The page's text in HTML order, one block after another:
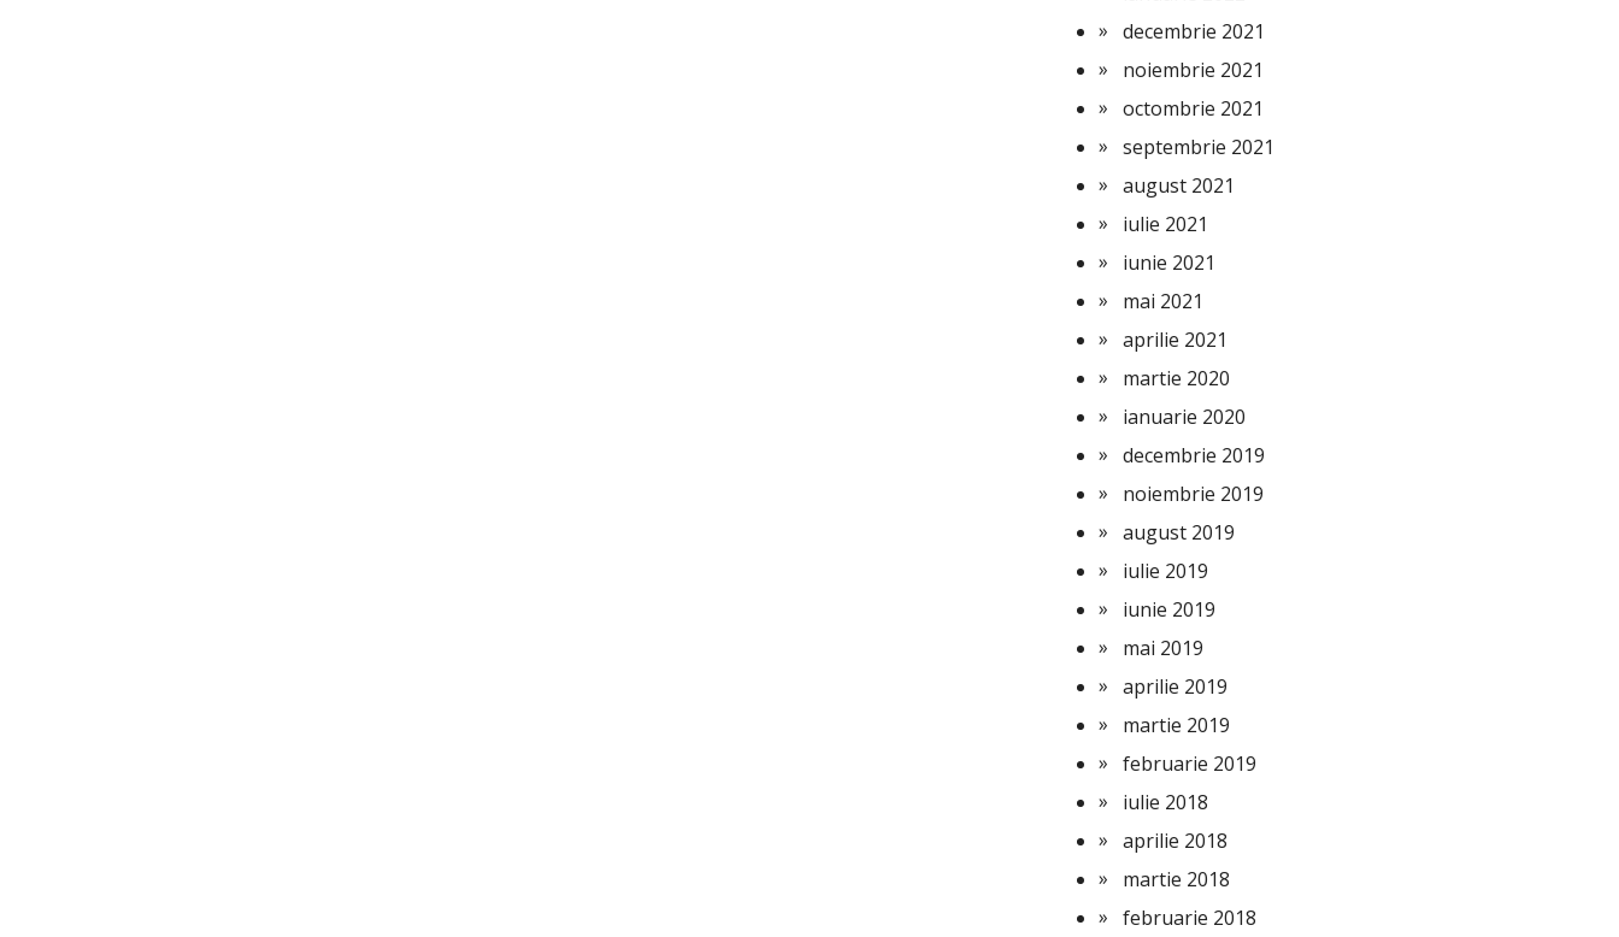
decembrie 2021
noiembrie 2021
octombrie 2021
septembrie 2021
august 2021
iulie 2021
iunie 2021
mai 2021
aprilie 2021
martie 2020
ianuarie 2020
decembrie 2019
noiembrie 2019
august 2019
iulie 2019
iunie 2019
mai 2019
aprilie 2019
martie 2019
februarie 2019
iulie 2018
aprilie 2018
martie 2018
februarie 2018